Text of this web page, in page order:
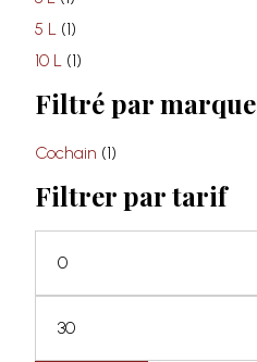
5 L (1)
10 L (1)
Filtré par marque
Cochain (1)
Filtrer par tarif